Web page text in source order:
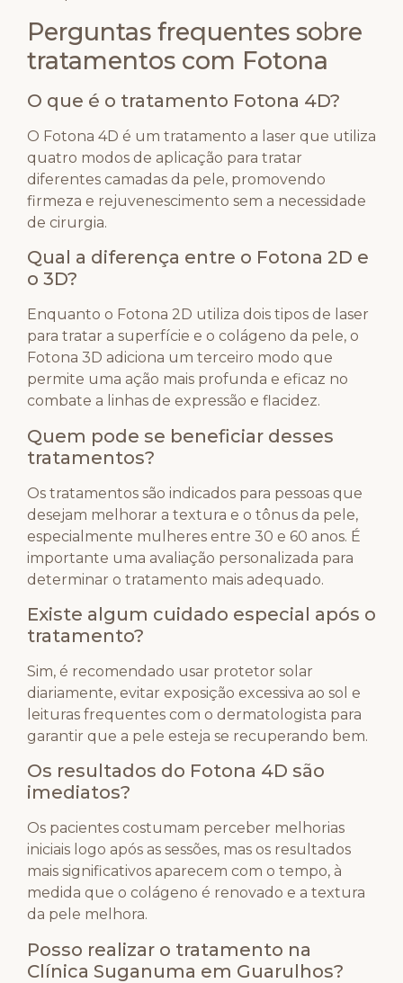
Perguntas frequentes sobre
tratamentos com Fotona
O que é o tratamento Fotona 4D?
O Fotona 4D é um tratamento a laser que utiliza
quatro modos de aplicação para tratar
diferentes camadas da pele, promovendo
firmeza e rejuvenescimento sem a necessidade
de cirurgia.
Qual a diferença entre o Fotona 2D e
o 3D?
Enquanto o Fotona 2D utiliza dois tipos de laser
para tratar a superfície e o colágeno da pele, o
Fotona 3D adiciona um terceiro modo que
permite uma ação mais profunda e eficaz no
combate a linhas de expressão e flacidez.
Quem pode se beneficiar desses
tratamentos?
Os tratamentos são indicados para pessoas que
desejam melhorar a textura e o tônus da pele,
especialmente mulheres entre 30 e 60 anos. É
importante uma avaliação personalizada para
determinar o tratamento mais adequado.
Existe algum cuidado especial após o
tratamento?
Sim, é recomendado usar protetor solar
diariamente, evitar exposição excessiva ao sol e
leituras frequentes com o dermatologista para
garantir que a pele esteja se recuperando bem.
Os resultados do Fotona 4D são
imediatos?
Os pacientes costumam perceber melhorias
iniciais logo após as sessões, mas os resultados
mais significativos aparecem com o tempo, à
medida que o colágeno é renovado e a textura
da pele melhora.
Posso realizar o tratamento na
Clínica Suganuma em Guarulhos?